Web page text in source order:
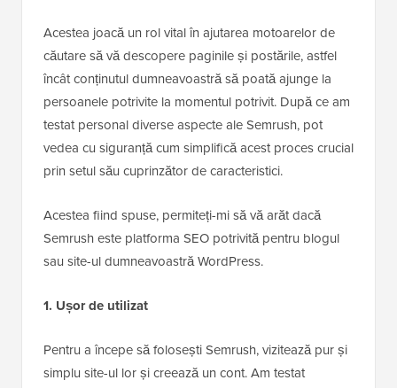
Acestea joacă un rol vital în ajutarea motoarelor de
căutare să vă descopere paginile și postările, astfel
încât conținutul dumneavoastră să poată ajunge la
persoanele potrivite la momentul potrivit. După ce am
testat personal diverse aspecte ale Semrush, pot
vedea cu siguranță cum simplifică acest proces crucial
prin setul său cuprinzător de caracteristici.
Acestea fiind spuse, permiteți-mi să vă arăt dacă
Semrush este platforma SEO potrivită pentru blogul
sau site-ul dumneavoastră WordPress.
1. Ușor de utilizat
Pentru a începe să folosești Semrush, vizitează pur și
simplu site-ul lor și creează un cont. Am testat